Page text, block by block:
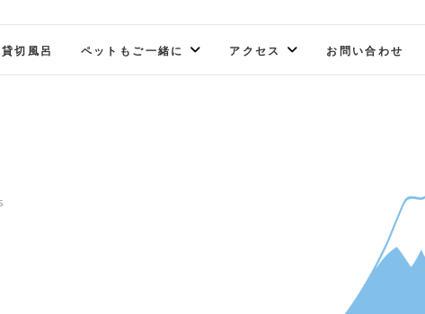
切風呂 ペットもご一緒に アクセス お問い合わせ